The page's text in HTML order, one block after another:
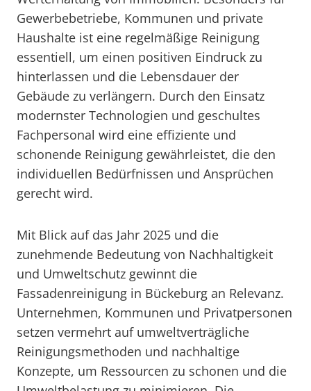
Gewerbebetriebe, Kommunen und private
Haushalte ist eine regelmäßige Reinigung
essentiell, um einen positiven Eindruck zu
hinterlassen und die Lebensdauer der
Gebäude zu verlängern. Durch den Einsatz
modernster Technologien und geschultes
Fachpersonal wird eine effiziente und
schonende Reinigung gewährleistet, die den
individuellen Bedürfnissen und Ansprüchen
gerecht wird.
Mit Blick auf das Jahr 2025 und die
zunehmende Bedeutung von Nachhaltigkeit
und Umweltschutz gewinnt die
Fassadenreinigung in Bückeburg an Relevanz.
Unternehmen, Kommunen und Privatpersonen
setzen vermehrt auf umweltverträgliche
Reinigungsmethoden und nachhaltige
Konzepte, um Ressourcen zu schonen und die